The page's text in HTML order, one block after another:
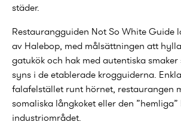
städer.
Restaurangguiden Not So White Guide
av Halebop, med målsättningen att
gatukök och hak med autentiska
syns i de etablerade krogguiderna.
falafelstället runt hörnet, restaurangen
somaliska långkoket eller den
industriområdet.